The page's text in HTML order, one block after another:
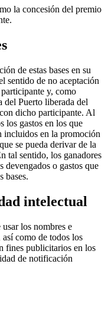
la concesión del premio
de estas bases en su
sentido de no aceptación
y, como
del Puerto liberada del
dicho participante. Al
los gastos en los que
incluidos en la promoción
se pueda derivar de la
tal sentido, los ganadores
devengados o gastos que
bases.
intelectual
los nombres e
así como de todos los
fines publicitarios en los
de notificación